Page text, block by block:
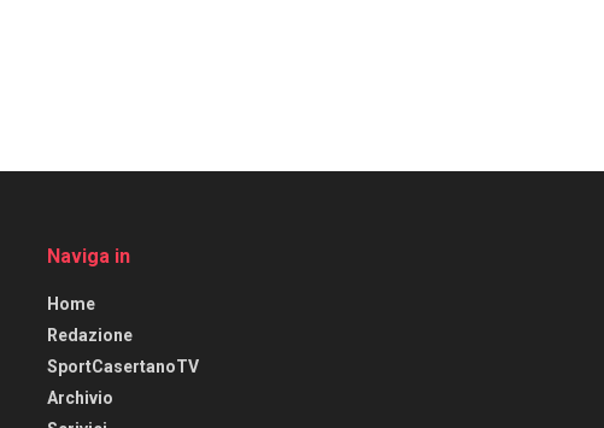
Naviga in
Home
Redazione
SportCasertanoTV
Archivio